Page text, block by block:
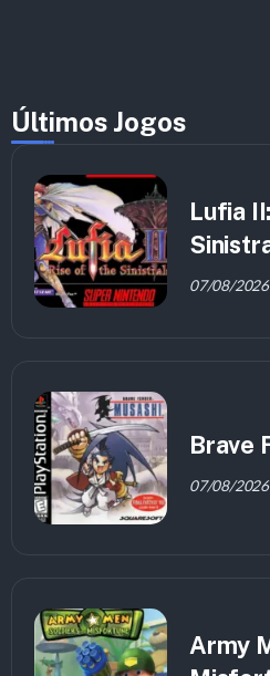
Últimos Jogos
Lufia
07/08/2026
Brave
07/08/2026
Army